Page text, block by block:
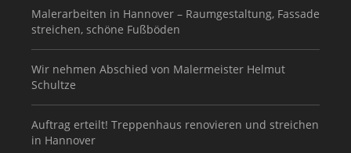
Malerarbeiten in Hannover – Raumgestaltung, Fassade
streichen, schöne Fußböden
Wir nehmen Abschied von Malermeister Helmut
Schultze
Auftrag erteilt! Treppenhaus renovieren und streichen
in Hannover